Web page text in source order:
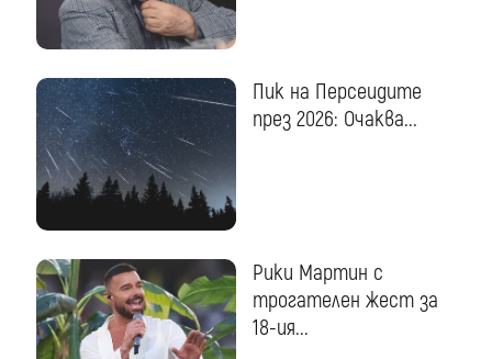
Пик на Персеидите
през 2026: Очаква...
Рики Мартин с
трогателен жест за
18-ия...